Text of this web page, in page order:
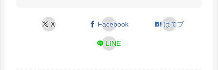
X Facebook はてブ
LINE